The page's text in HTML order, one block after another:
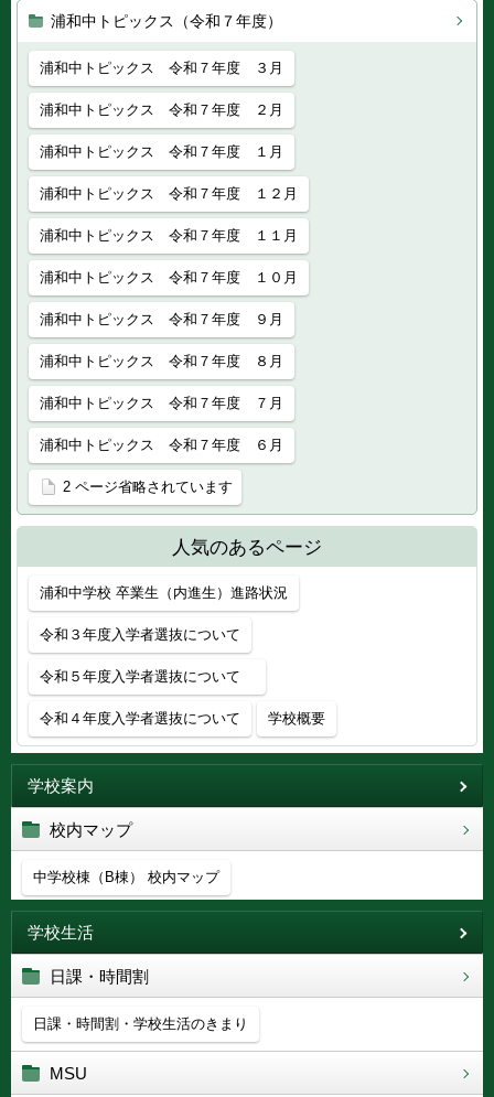
浦和中トピックス（令和７年度）
浦和中トピックス 令和７年度 ３月
浦和中トピックス 令和７年度 ２月
浦和中トピックス 令和７年度 １月
浦和中トピックス 令和７年度 １２月
浦和中トピックス 令和７年度 １１月
浦和中トピックス 令和７年度 １０月
浦和中トピックス 令和７年度 ９月
浦和中トピックス 令和７年度 ８月
浦和中トピックス 令和７年度 ７月
浦和中トピックス 令和７年度 ６月
2 ページ省略されています
人気のあるページ
浦和中学校 卒業生（内進生）進路状況
令和３年度入学者選抜について
令和５年度入学者選抜について
令和４年度入学者選抜について 学校概要
学校案内
校内マップ
中学校棟（B棟） 校内マップ
学校生活
日課・時間割
日課・時間割・学校生活のきまり
MSU